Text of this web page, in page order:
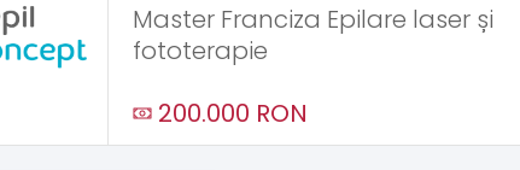
Master Franciza Epilare laser și
fototerapie
200.000 RON